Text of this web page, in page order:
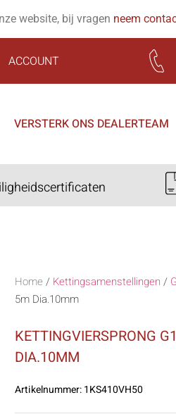
website, bij vragen neem
ACCOUNT
VERSTERK ONS DEALERTEAM
Home / Kettingsamenstellingen /
5m Dia.10mm
KETTINGVIERSPRONG
DIA.10MM
Artikelnummer:1KS410VH50